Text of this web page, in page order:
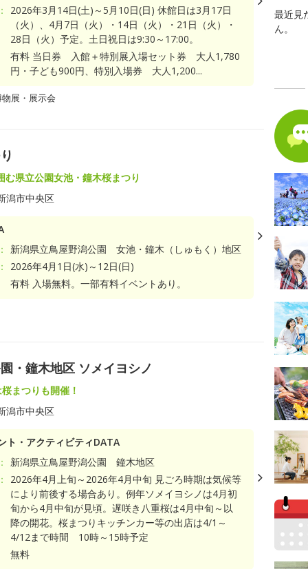
2026年3月14日(土)～5月10日(日) 休館日は3月17日
（火）、4月7日（火）・14日（火）・21日（火）・
28日（火）予定。土日祝日は9:30～17:00。
有料 当日券 入館＋特別展入場セット券 大人1,780
円・子ども900円、特別入場券 大人1,200...
展・展示会
む県立公園女池・鐘木桜まつり
潟市中央区
新潟県立鳥屋野潟公園 女池・鐘木（しゅもく）地区
2026年4月1日(水)～12日(日)
有料 入場無料。一部有料イベントあり。
・鐘木地区 ソメイヨシノ
まつりも開催！
潟市中央区
ト・アクティビティDATA
新潟県立鳥屋野潟公園 鐘木地区
2026年4月上旬～2026年4月中旬 見ごろ時期は気候等
により前後する場合あり。例年ソメイヨシノは4月初
旬から4月中旬が見頃。遅咲き八重桜は4月中旬～以
降の開花。桜まつりキッチンカー等の出店は4/1～
4/12まで時間 10時～15時予定
無料
最近見
ん。